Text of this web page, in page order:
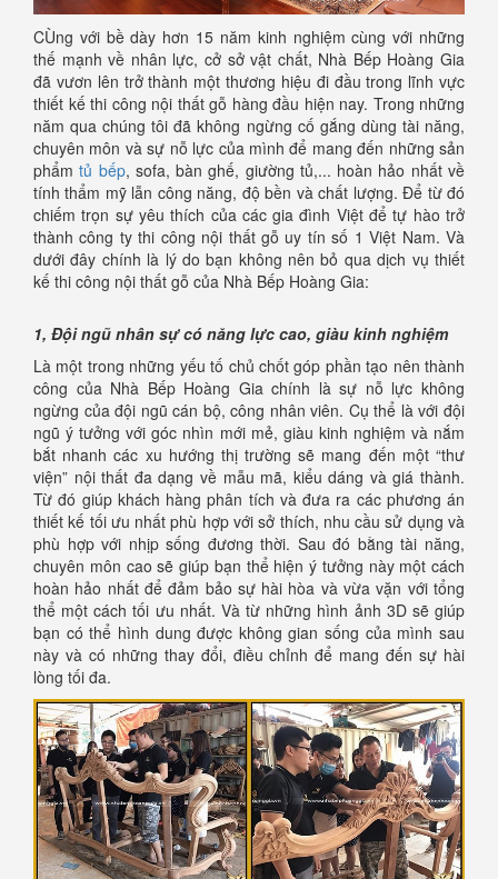
CÙng với bề dày hơn 15 năm kinh nghiệm cùng với những
thế mạnh về nhân lực, cở sở vật chất, Nhà Bếp Hoàng Gia
đã vươn lên trở thành một thương hiệu đi đầu trong lĩnh vực
thiết kế thi công nội thất gỗ hàng đầu hiện nay. Trong những
năm qua chúng tôi đã không ngừng cố gắng dùng tài năng,
chuyên môn và sự nỗ lực của mình để mang đến những sản
phẩmtủ bếp, sofa, bàn ghế, giường tủ,... hoàn hảo nhất về
tính thẩm mỹ lẫn công năng, độ bền và chất lượng. Để từ đó
chiếm trọn sự yêu thích của các gia đình Việt để tự hào trở
thành công ty thi công nội thất gỗ uy tín số 1 Việt Nam. Và
dưới đây chính là lý do bạn không nên bỏ qua dịch vụ thiết
kế thi công nội thất gỗ của Nhà Bếp Hoàng Gia:
1, Đội ngũ nhân sự có năng lực cao, giàu kinh nghiệm
Là một trong những yếu tố chủ chốt góp phần tạo nên thành
công của Nhà Bếp Hoàng Gia chính là sự nỗ lực không
ngừng của đội ngũ cán bộ, công nhân viên. Cụ thể là với đội
ngũ ý tưởng với góc nhìn mới mẻ, giàu kinh nghiệm và nắm
bắt nhanh các xu hướng thị trường sẽ mang đến một “thư
viện” nội thất đa dạng về mẫu mã, kiểu dáng và giá thành.
Từ đó giúp khách hàng phân tích và đưa ra các phương án
thiết kế tối ưu nhất phù hợp với sở thích, nhu cầu sử dụng và
phù hợp với nhịp sống đương thời. Sau đó bằng tài năng,
chuyên môn cao sẽ giúp bạn thể hiện ý tưởng này một cách
hoàn hảo nhất để đảm bảo sự hài hòa và vừa vặn với tổng
thể một cách tối ưu nhất. Và từ những hình ảnh 3D sẽ giúp
bạn có thể hình dung được không gian sống của mình sau
này và có những thay đổi, điều chỉnh để mang đến sự hài
lòng tối đa.